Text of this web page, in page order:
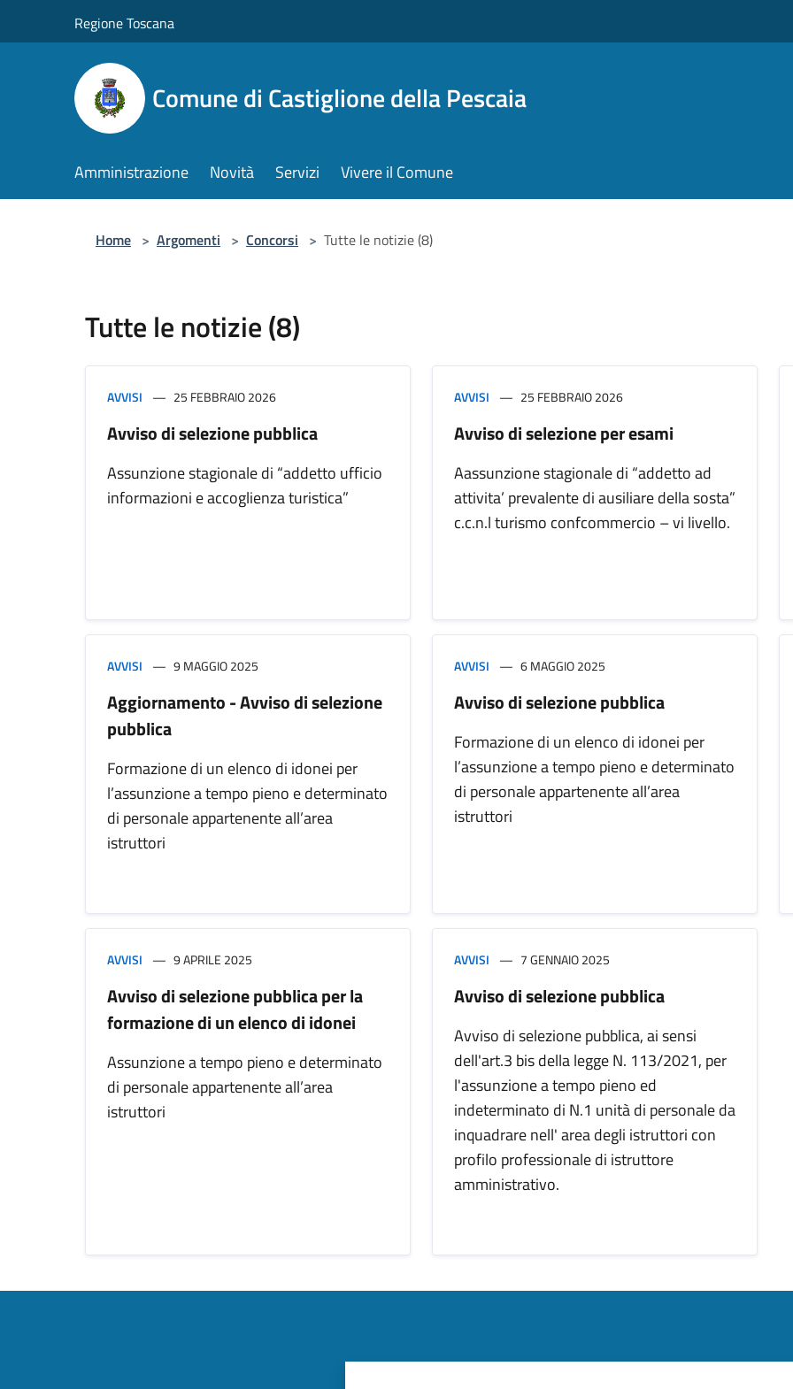
Regione Toscana
Comune di Castiglione della Pescaia
Amministrazione Novità Servizi Vivere il Comune
Home > Argomenti > Concorsi > Tutte le notizie (8)
Tutte le notizie (8)
AVVISI 25 FEBBRAIO 2026
Avviso di selezione pubblica
Assunzione stagionale di “addetto ufficio
informazioni e accoglienza turistica”
AVVISI 25 FEBBRAIO 2026
Avviso di selezione per esami
Aassunzione stagionale di “addetto ad
attivita’ prevalente di ausiliare della sosta”
c.c.n.l turismo confcommercio – vi livello.
AVVISI 9 MAGGIO 2025
Aggiornamento - Avviso di selezione
pubblica
Formazione di un elenco di idonei per
l’assunzione a tempo pieno e determinato
di personale appartenente all’area
istruttori
AVVISI 6 MAGGIO 2025
Avviso di selezione pubblica
Formazione di un elenco di idonei per
l’assunzione a tempo pieno e determinato
di personale appartenente all’area
istruttori
AVVISI 9 APRILE 2025
Avviso di selezione pubblica per la
formazione di un elenco di idonei
Assunzione a tempo pieno e determinato
di personale appartenente all’area
istruttori
AVVISI 7 GENNAIO 2025
Avviso di selezione pubblica
Avviso di selezione pubblica, ai sensi
dell'art.3 bis della legge N. 113/2021, per
l'assunzione a tempo pieno ed
indeterminato di N.1 unità di personale da
inquadrare nell' area degli istruttori con
profilo professionale di istruttore
amministrativo.